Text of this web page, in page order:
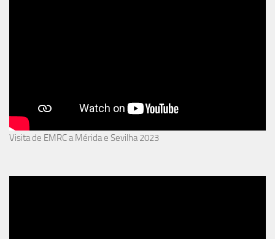
Visita de EMRC a Mérida e Sevilha 2023